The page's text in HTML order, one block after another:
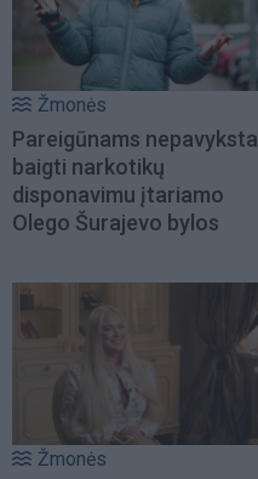
Žmonės
Pareigūnams nepavyksta
baigti narkotikų
disponavimu įtariamo
Olego Šurajevo bylos
Žmonės